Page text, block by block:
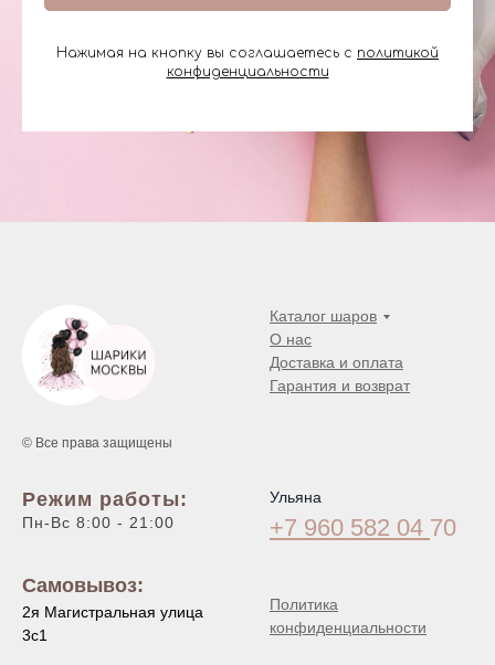
Нажимая на кнопку вы соглашаетесь с политикой
конфиденциальности
© Все права защищены
Каталог шаров
О нас
Доставка и оплата
Гарантия и возврат
Режим работы:
Пн-Вс 8:00 - 21:00
Самовывоз:
2я Магистральная улица
3с1
Ульяна
+7 960 582 04 70
Политика
конфиденциальности